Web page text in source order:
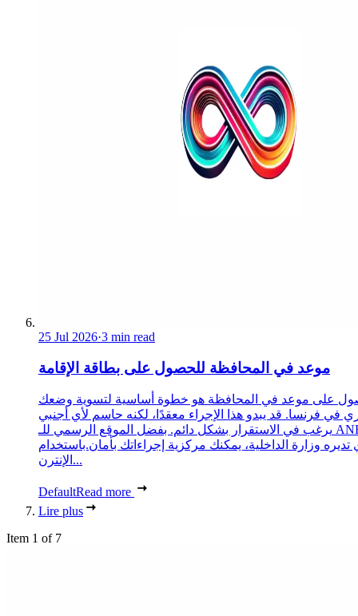
25 Jul 2026·3 min read
موعد في المحافظة للحصول على بطاقة الإقامة
على موعد في المحافظة هو خطوة أساسية لتسوية وضعك
في فرنسا. قد يبدو هذا الإجراء معقدًا، لكنه حاسم لأي أجنبي
يرغب في الاستقرار بشكل دائم. بفضل الموقع الرسمي للـ ANEF،
تديره وزارة الداخلية، يمكنك مركزية إجراءاتك بأمان.باستخدام
الإنترن...
DefaultRead more
Lire plus
Item 1 of 7